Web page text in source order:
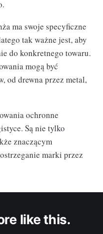
ma swoje specyficzne
tak ważne jest, aby
do konkretnego towaru.
mogą być
od drewna przez metal,
ochronne
Są nie tylko
znaczącym
marki przez
like this.